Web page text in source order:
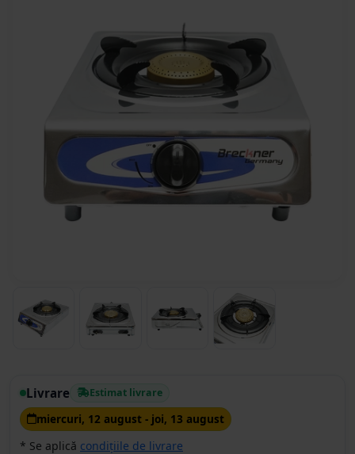
Livrare Estimat livrare
miercuri, 12 august - joi, 13 august
* Se aplică condițiile de livrare